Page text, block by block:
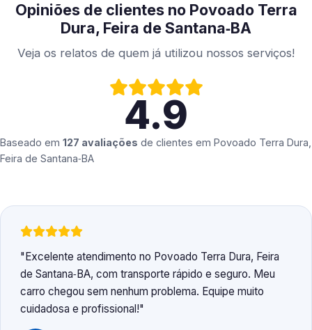
Opiniões de clientes no Povoado Terra
Dura, Feira de Santana‑BA
Veja os relatos de quem já utilizou nossos serviços!
4.9
Baseado em 127 avaliações de clientes em Povoado Terra Dura,
Feira de Santana‑BA
Excelente atendimento no Povoado Terra Dura, Feira
de Santana‑BA, com transporte rápido e seguro. Meu
carro chegou sem nenhum problema. Equipe muito
cuidadosa e profissional!